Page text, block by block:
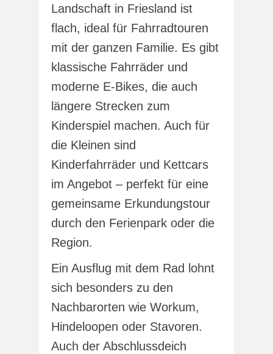
Landschaft in Friesland ist
flach, ideal für Fahrradtouren
mit der ganzen Familie. Es gibt
klassische Fahrräder und
moderne E-Bikes, die auch
längere Strecken zum
Kinderspiel machen. Auch für
die Kleinen sind
Kinderfahrräder und Kettcars
im Angebot – perfekt für eine
gemeinsame Erkundungstour
durch den Ferienpark oder die
Region.
Ein Ausflug mit dem Rad lohnt
sich besonders zu den
Nachbarorten wie Workum,
Hindeloopen oder Stavoren.
Auch der Abschlussdeich